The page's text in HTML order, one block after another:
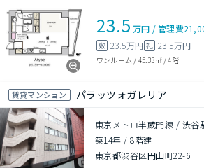
23.5 万円 /管理費
敷 23.5万円 礼 23.5万円
ワンルーム / 45.33㎡/4階
賃貸マンション パラッツォガレリア
東京メトロ半蔵門線 / 渋谷
築14年 /8階建
東京都渋谷区円山町22-6